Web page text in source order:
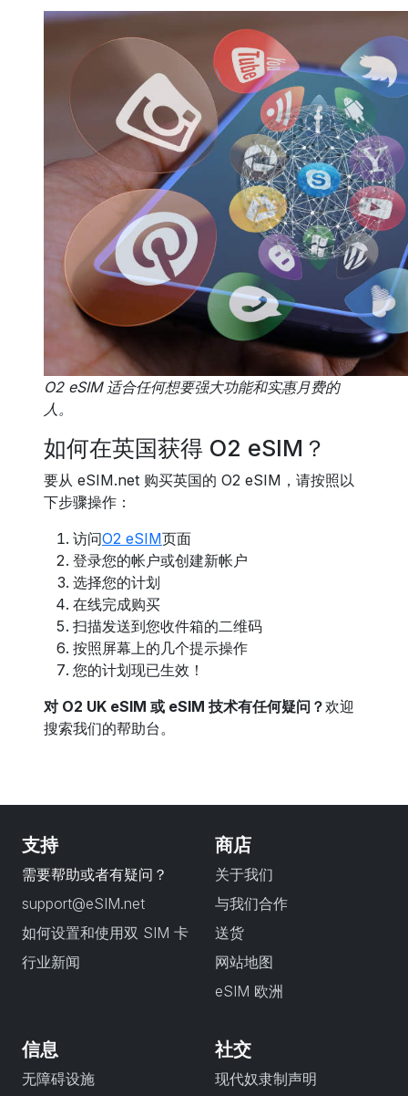
O2 eSIM 适合任何想要强大功能和实惠月费的
人。
如何在英国获得 O2 eSIM？
要从 eSIM.net 购买英国的 O2 eSIM，请按照以
下步骤操作：
访问O2 eSIM页面
登录您的帐户或创建新帐户
选择您的计划
在线完成购买
扫描发送到您收件箱的二维码
按照屏幕上的几个提示操作
您的计划现已生效！
对 O2 UK eSIM 或 eSIM 技术有任何疑问？欢迎
搜索我们的帮助台。
支持
需要帮助或者有疑问？
support@eSIM.net
如何设置和使用双 SIM 卡
行业新闻
商店
关于我们
与我们合作
送货
网站地图
eSIM 欧洲
信息
无障碍设施
社交
现代奴隶制声明